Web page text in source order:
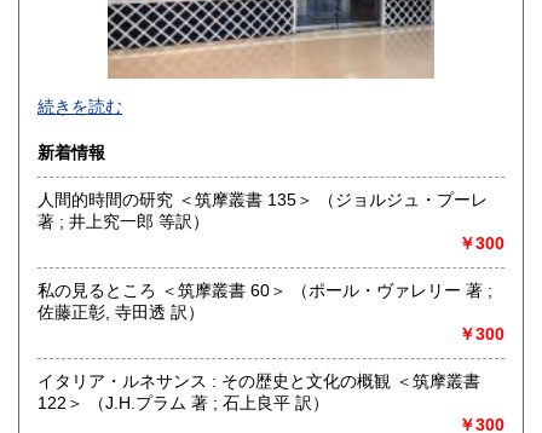
300円
沿線名：-
最寄駅：-
続きを読む
新着情報
人間的時間の研究 ＜筑摩叢書 135＞ （ジョルジュ・プーレ
著 ; 井上究一郎 等訳）
￥300
私の見るところ ＜筑摩叢書 60＞ （ポール・ヴァレリー 著 ;
佐藤正彰, 寺田透 訳）
￥300
イタリア・ルネサンス : その歴史と文化の概観 ＜筑摩叢書
122＞ （J.H.プラム 著 ; 石上良平 訳）
￥300